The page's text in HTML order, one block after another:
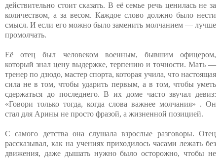
действительно стоит сказать. В её семье речь ценилась не за
количеством, а за весом. Каждое слово должно было нести
смысл. И если его можно было заменить молчанием — лучше
промолчать.
Её отец был человеком военным, бывшим офицером,
который знал цену выдержке, терпению и точности. Мать —
тренер по дзюдо, мастер спорта, которая учила, что настоящая
сила не в том, чтобы ударить первым, а в том, чтобы уметь
сдержаться до последнего. В их доме часто звучал девиз:
«Говори только тогда, когда слова важнее молчания» . Он
стал для Арины не просто фразой, а жизненной позицией.
С самого детства она слушала взрослые разговоры. Отец
рассказывал, как на учениях приходилось часами лежать без
движения, даже дышать нужно было осторожно, чтобы не